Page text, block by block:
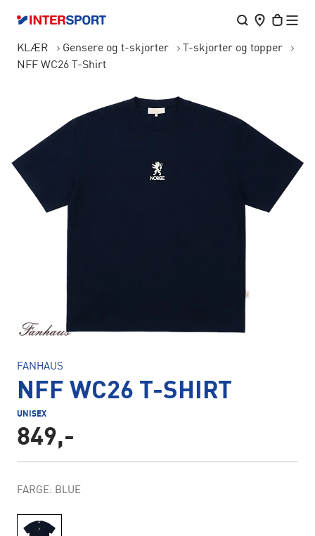
KLÆR Gensere og t-skjorter
T-skjorter og topper
NFF WC26 T-Shirt
FANHAUS
NFF WC26 T-SHIRT
UNISEX
849,-
FARGE: BLUE